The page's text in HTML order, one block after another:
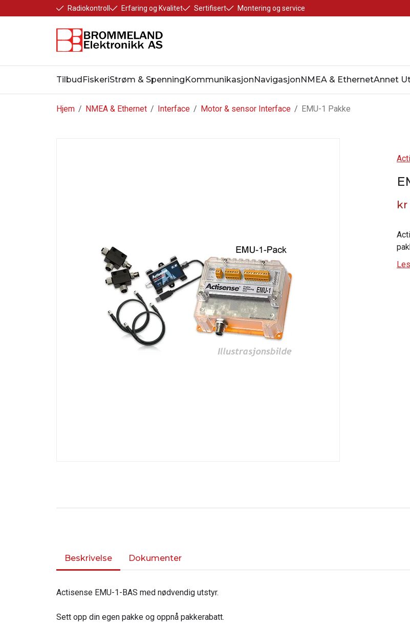
Radiokontroll Erfaring og Kvalitet Sertifisert Montering og service
TilbudFiskeriStrøm & SpenningKommunikasjonNavigasjonNMEA & EthernetAnnet
/
Hjem /
NMEA & Ethernet /
Interface /
Motor & sensor Interface EMU-1 Pakke
kr
Beskrivelse Dokumenter
Actisense EMU-1-BAS med nødvendig utstyr.
Sett opp din egen pakke og oppnå pakkerabatt.